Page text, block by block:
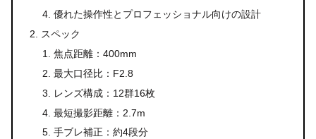
優れた操作性とプロフェッショナル向けの設計
スペック
焦点距離：400mm
最大口径比：F2.8
レンズ構成：12群16枚
最短撮影距離：2.7m
手ブレ補正：約4段分